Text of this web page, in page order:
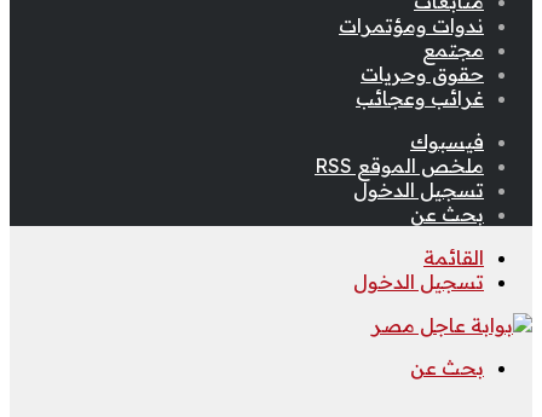
ندوات ومؤتمرات
مجتمع
حقوق وحريات
غرائب وعجائب
فيسبوك
ملخص الموقع RSS
تسجيل الدخول
بحث عن
القائمة
تسجيل الدخول
بحث عن